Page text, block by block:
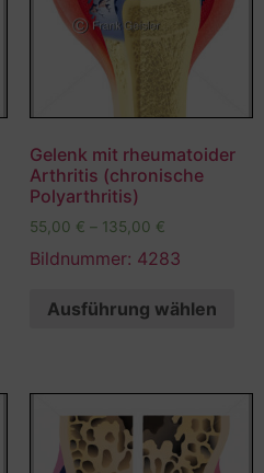
Gelenk mit rheumatoider
Arthritis (chronische
Polyarthritis)
55,00 € – 135,00 €
Bildnummer: 4283
Ausführung wählen